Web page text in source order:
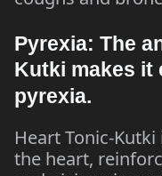
Pyrexia: The
Kutki makes it
pyrexia.
Heart Tonic-
the heart,